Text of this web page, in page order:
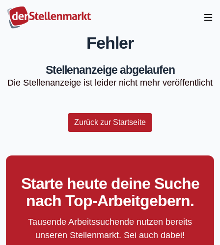
Fehler
Stellenanzeige abgelaufen
Die Stellenanzeige ist leider nicht mehr veröffentlicht
Zurück zur Startseite
Starte heute deine Suche
nach Top-Arbeitgebern.
Tausende Arbeitssuchende nutzen bereits
unseren Stellenmarkt. Sei auch dabei!